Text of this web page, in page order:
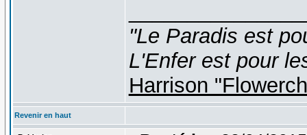
"Le Paradis est
L'Enfer est pour
Harrison
Revenir en haut